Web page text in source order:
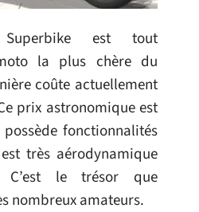
Superbike est tout
la plus chère du
coûte actuellement
prix astronomique est
fonctionnalités
très aérodynamique
le trésor que
nombreux amateurs.